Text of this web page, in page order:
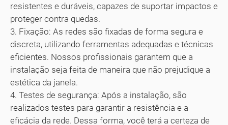
resistentes e duráveis, capazes de suportar impactos e
proteger contra quedas.
3. Fixação: As redes são fixadas de forma segura e
discreta, utilizando ferramentas adequadas e técnicas
eficientes. Nossos profissionais garantem que a
instalação seja feita de maneira que não prejudique a
estética da janela.
4. Testes de segurança: Após a instalação, são
realizados testes para garantir a resistência e a
eficácia da rede. Dessa forma, você terá a certeza de